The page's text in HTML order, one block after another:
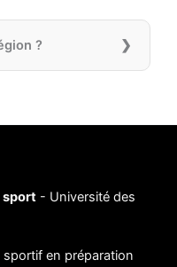
?
sport - Université des
en préparation